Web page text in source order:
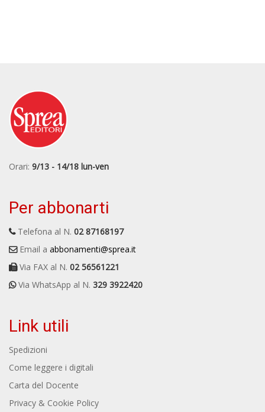
Orari: 9/13 - 14/18 lun-ven
Per abbonarti
Telefona al N. 02 87168197
Email a abbonamenti@sprea.it
Via FAX al N. 02 56561221
Via WhatsApp al N. 329 3922420
Link utili
Spedizioni
Come leggere i digitali
Carta del Docente
Privacy & Cookie Policy